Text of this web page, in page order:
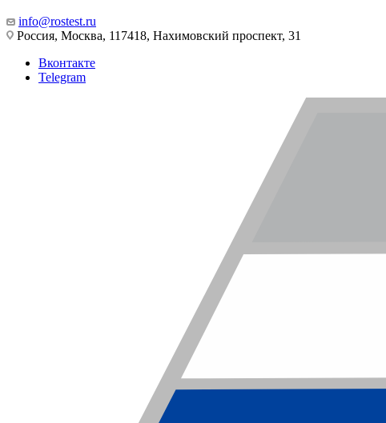
info@rostest.ru
Россия, Москва, 117418, Нахимовский проспект, 31
Вконтакте
Telegram